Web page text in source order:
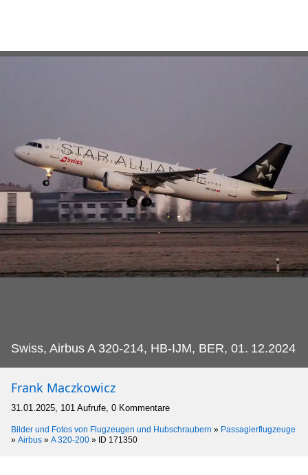
Swiss, Airbus A 320-214, HB-IJM, BER, 01. 12.2024
Frank Maczkowicz
31.01.2025, 101 Aufrufe, 0 Kommentare
Bilder und Fotos von Flugzeugen und Hubschraubern » Passagierflugzeuge
» Airbus » A 320-200 » ID 171350